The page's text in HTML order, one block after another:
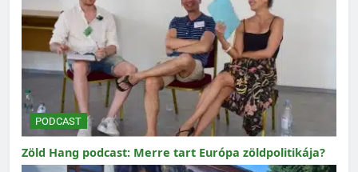
PODCAST
Zöld Hang podcast: Merre tart Európa zöldpolitikája?